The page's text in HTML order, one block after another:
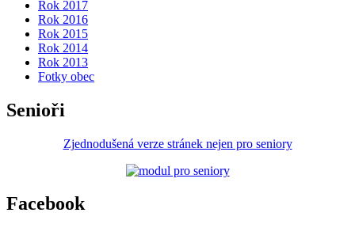
Rok 2017
Rok 2016
Rok 2015
Rok 2014
Rok 2013
Fotky obec
Senioři
Zjednodušená verze stránek nejen pro seniory
Facebook